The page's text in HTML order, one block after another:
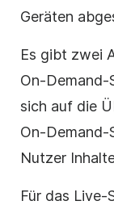
Geräten
Es gibt zwei
On-Demand-
sich auf die
On-Demand-
Nutzer
Für das Live-